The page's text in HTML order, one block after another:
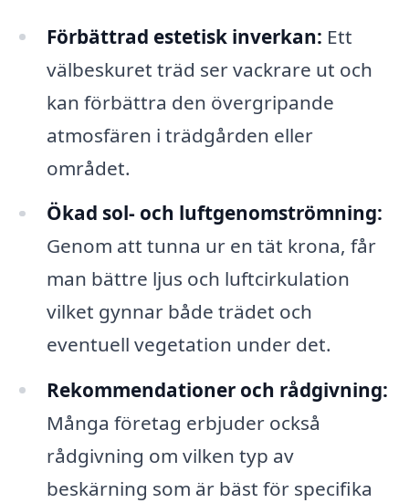
Förbättrad estetisk inverkan: Ett
välbeskuret träd ser vackrare ut och
kan förbättra den övergripande
atmosfären i trädgården eller
området.
Ökad sol- och luftgenomströmning:
Genom att tunna ur en tät krona, får
man bättre ljus och luftcirkulation
vilket gynnar både trädet och
eventuell vegetation under det.
Rekommendationer och rådgivning:
Många företag erbjuder också
rådgivning om vilken typ av
beskärning som är bäst för specifika